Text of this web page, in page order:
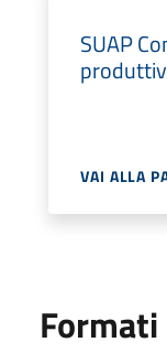
SUAP
VAI ALLA